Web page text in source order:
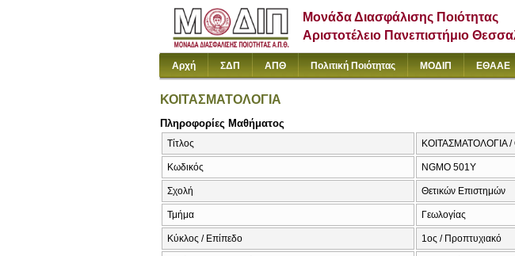
Μονάδα Διασφάλισης Ποιότητας
Αριστοτέλειο Πανεπιστήμιο
Αρχή ΣΔΠ ΑΠΘ Πολιτική Ποιότητας ΜΟΔΙΠ ΕΘΑΑΕ
ΚΟΙΤΑΣΜΑΤΟΛΟΓΙΑ
Πληροφορίες Μαθήματος
Τίτλος ΚΟΙΤΑΣΜΑΤΟΛΟΓΙΑ /
Κωδικός NGMO 501Υ
Σχολή Θετικών Επιστημών
Τμήμα Γεωλογίας
Κύκλος / Επίπεδο 1ος / Προπτυχιακό